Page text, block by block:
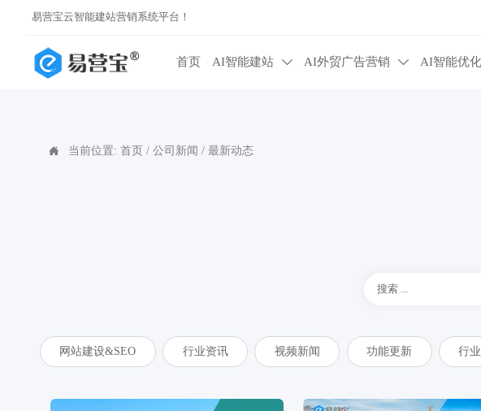
易营宝云智能建站营销系统平台！
首页 AI智能建站  AI外贸广告营销  AI智能优化
 当前位置: 首页/ 公司新闻 / 最新动态
网站建设&SEO 行业资讯 视频新闻 功能更新 行